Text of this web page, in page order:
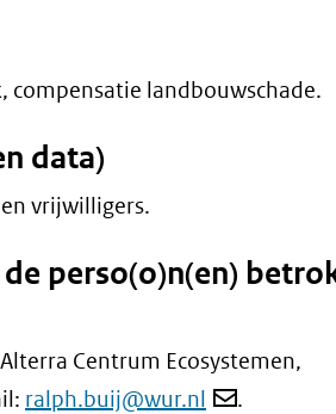
landbouwschade.
data)
vrijwilligers.
perso(o)n(en)
Centrum Ecosystemen,
ralph.buij@wur.nl
.